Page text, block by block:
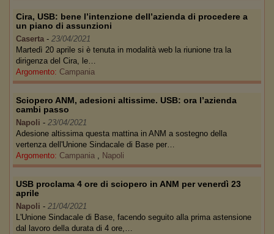
Cira, USB: bene l’intenzione dell’azienda di procedere a
un piano di assunzioni
Caserta - 23/04/2021
Martedì 20 aprile si è tenuta in modalità web la riunione tra la
dirigenza del Cira, le…
Argomento: Campania
Sciopero ANM, adesioni altissime. USB: ora l’azienda
cambi passo
Napoli - 23/04/2021
Adesione altissima questa mattina in ANM a sostegno della
vertenza dell'Unione Sindacale di Base per…
Argomento: Campania , Napoli
USB proclama 4 ore di sciopero in ANM per venerdì 23
aprile
Napoli - 21/04/2021
L'Unione Sindacale di Base, facendo seguito alla prima astensione
dal lavoro della durata di 4 ore,…